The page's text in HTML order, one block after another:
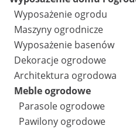
Wyposażenie ogrodu
Maszyny ogrodnicze
Wyposażenie basenów
Dekoracje ogrodowe
Architektura ogrodowa
Meble ogrodowe
Parasole ogrodowe
Pawilony ogrodowe